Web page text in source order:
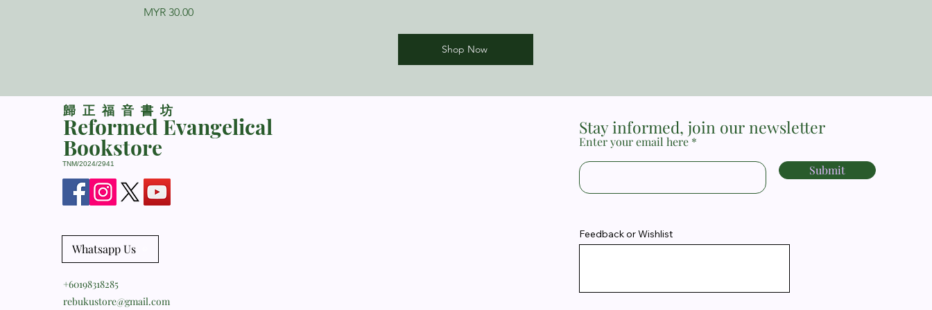
Price
MYR 30.00
Shop Now
​歸正福音書坊
Reformed Evangelical
Bookstore
TNM/2024/2941
Whatsapp Us
+60198318285
rebukustore@gmail.com
Stay informed, join our newsletter
Enter your email here
Submit
Feedback or Wishlist